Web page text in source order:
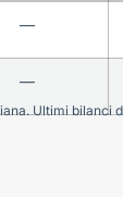
—
—
Ultimi bilanci